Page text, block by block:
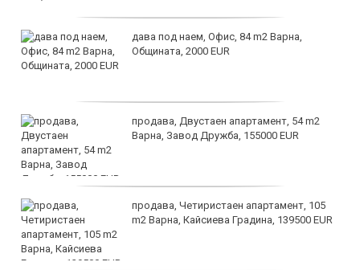
дава под наем, Офис, 84 m2 Варна,
Общината, 2000 EUR
продава, Двустаен апартамент, 54 m2
Варна, Завод Дружба, 155000 EUR
продава, Четиристаен апартамент, 105
m2 Варна, Кайсиева Градина, 139500 EUR